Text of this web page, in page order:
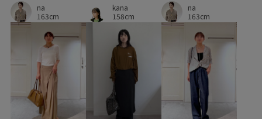
サイズ調整 サンド シャツ シンプル
スウェット スッキリ ストレスフリー
タンクトップ チクチクしない
デイリーで活躍 デイリー使い トレンド感 ニット
ニュアンスがある ハリ感 フィット感 フォーマル
na
163cm
kana
158cm
na
163cm